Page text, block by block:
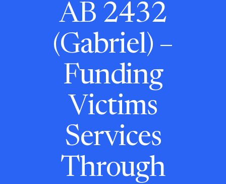
AB 2432
(Gabriel) –
Funding
Victims
Services
Through